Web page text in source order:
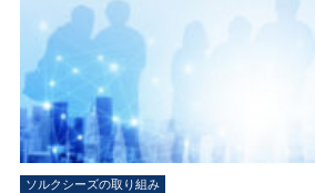
ソルクシーズの取り組み